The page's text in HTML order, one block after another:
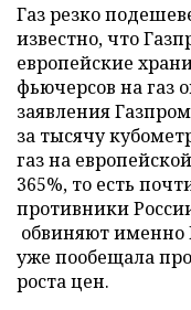
Газ резко
известно, что
европейские
фьючерсов на газ
заявления
за тысячу
газ на
365%, то есть
противники
обвиняют именно
уже пообещала
роста цен.